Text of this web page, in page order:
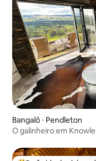
Bangalô ⋅ Pendleton
O galinheiro em